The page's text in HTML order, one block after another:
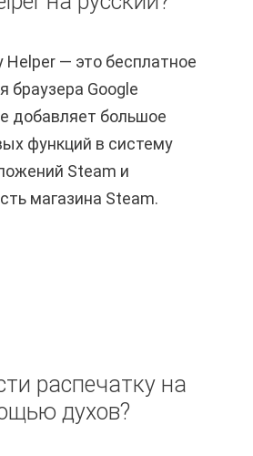
Helper — это бесплатное
браузера Google
добавляет большое
функций в систему
Steam и
магазина Steam.
распечатку на
духов?